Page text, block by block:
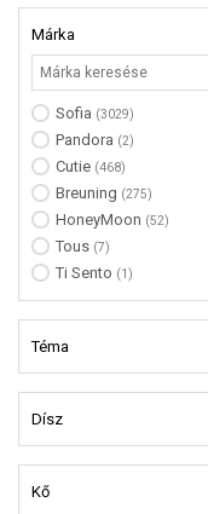
Márka
Sofia (3029)
Pandora (2)
Cutie (468)
Breuning (275)
HoneyMoon (52)
Tous (7)
Ti Sento (1)
Téma
Dísz
Kő